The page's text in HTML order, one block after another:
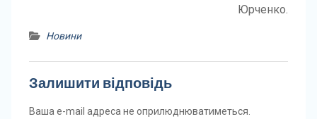
Юрченко.
Новини
Залишити відповідь
Ваша e-mail адреса не оприлюднюватиметься.